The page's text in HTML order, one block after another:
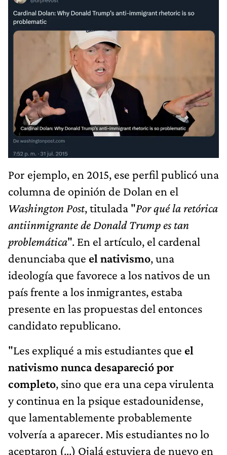
Por ejemplo, en 2015, ese perfil publicó una
columna de opinión de Dolan en el
Washington Post, titulada "Por qué la retórica
antiinmigrante de Donald Trump es tan
problemática". En el artículo, el cardenal
denunciaba que el nativismo, una
ideología que favorece a los nativos de un
país frente a los inmigrantes, estaba
presente en las propuestas del entonces
candidato republicano.
"Les expliqué a mis estudiantes que el
nativismo nunca desapareció por
completo, sino que era una cepa virulenta
y continua en la psique estadounidense,
que lamentablemente probablemente
volvería a aparecer. Mis estudiantes no lo
aceptaron (...) Ojalá estuviera de nuevo en